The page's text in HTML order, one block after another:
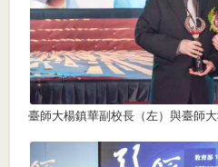
臺師大楊鎮華副校長（左）與臺師大